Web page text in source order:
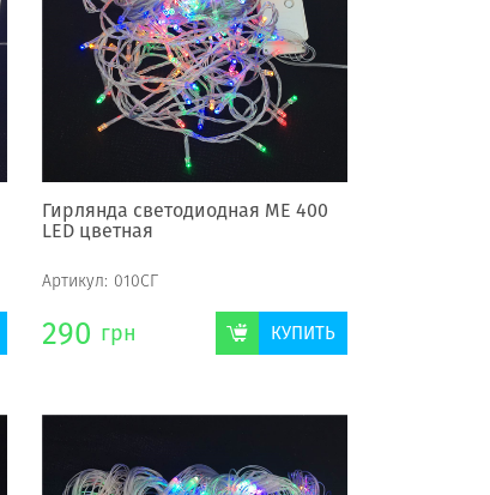
Гирлянда светодиодная МЕ 400
LED цветная
Артикул: 010СГ
290 грн КУПИТЬ